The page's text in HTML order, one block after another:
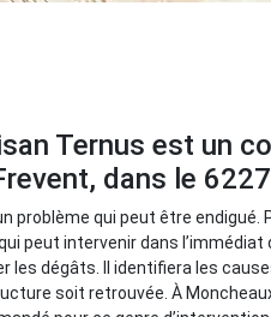
Ternus est un
dans le
problème qui peut être endigué.
peut intervenir dans l’immédiat
les dégâts. Il identifiera les
soit retrouvée. À